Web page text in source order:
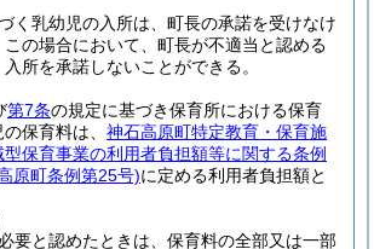
く乳幼児の入所は、町長の承諾を受けなけ
この場合において、町長が不適当と認める
所を承諾しないことができる。
第7条の規定に基づき保育所における保育
保育料は、 神石高原町特定教育・保育施
保育事業の利用者負担額等に関する条例
原町条例第25号)に定める利用者負担額と
要と認めたときは、保育料の全部又は一部